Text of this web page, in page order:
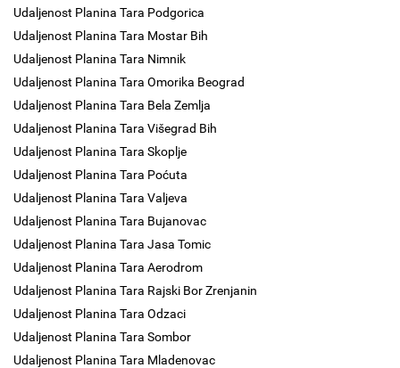
Udaljenost Planina Tara Podgorica
Udaljenost Planina Tara Mostar Bih
Udaljenost Planina Tara Nimnik
Udaljenost Planina Tara Omorika Beograd
Udaljenost Planina Tara Bela Zemlja
Udaljenost Planina Tara Višegrad Bih
Udaljenost Planina Tara Skoplje
Udaljenost Planina Tara Poćuta
Udaljenost Planina Tara Valjeva
Udaljenost Planina Tara Bujanovac
Udaljenost Planina Tara Jasa Tomic
Udaljenost Planina Tara Aerodrom
Udaljenost Planina Tara Rajski Bor Zrenjanin
Udaljenost Planina Tara Odzaci
Udaljenost Planina Tara Sombor
Udaljenost Planina Tara Mladenovac